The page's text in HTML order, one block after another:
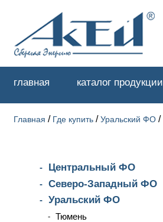
главная каталог продукции
Главная / Где купить /Уральский ФО /
Центральный ФО
Северо-Западный ФО
Уральский ФО
Тюмень